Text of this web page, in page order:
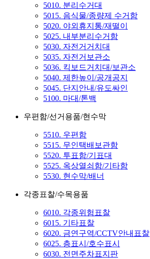
5010. 분리수거대
5015. 음식물/종량제 수거함
5020. 야외휴지통/재떨이
5025. 내부분리수거함
5030. 자전거거치대
5035. 자전거보관소
5036. 킥보드거치대/보관소
5040. 제한높이/공개공지
5045. 단지안내/유도싸인
5100. 마대/톤백
우편함/선거용품/현수막
5510. 우편함
5515. 무인택배보관함
5520. 투표함/기표대
5525. 옥상열쇠함/기타함
5530. 현수막/배너
각종표찰/수목용품
6010. 각종위험표찰
6015. 기타표찰
6020. 금연구역/CCTV안내표찰
6025. 층표시/호수표시
6030. 전면주차표지판